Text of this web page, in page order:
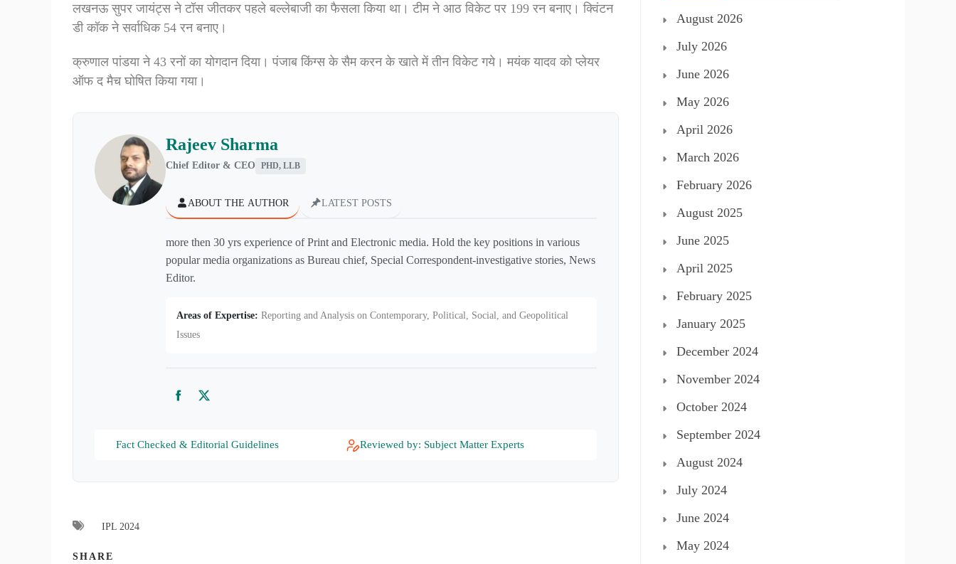
लखनऊ सुपर जायंट्स ने टॉस जीतकर पहले बल्लेबाजी का फैसला किया था। टीम ने आठ विकेट पर 199 रन बनाए। क्विंटन
डी कॉक ने सर्वाधिक 54 रन बनाए।
क्रुणाल पांडया ने 43 रनों का योगदान दिया। पंजाब किंग्‍स के सैम करन के खाते में तीन विकेट गये। मयंक यादव को प्‍लेयर
ऑफ द मैच घोषित किया गया।
Rajeev Sharma
Chief Editor & CEO PHD, LLB
ABOUT THE AUTHOR LATEST POSTS
more then 30 yrs experience of Print and Electronic media. Hold the key positions in various
popular media organizations as Bureau chief, Special Correspondent-investigative stories, News
Editor.
Areas of Expertise: Reporting and Analysis on Contemporary, Political, Social, and Geopolitical
Issues
FacebookTwitter
Fact Checked & Editorial Guidelines Reviewed by: Subject Matter Experts
IPL 2024
SHARE
August 2026
July 2026
June 2026
May 2026
April 2026
March 2026
February 2026
August 2025
June 2025
April 2025
February 2025
January 2025
December 2024
November 2024
October 2024
September 2024
August 2024
July 2024
June 2024
May 2024